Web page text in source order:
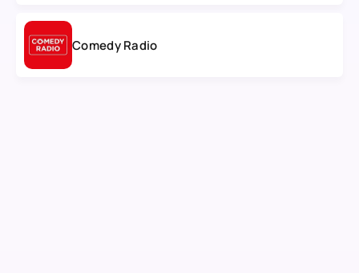
Comedy Radio